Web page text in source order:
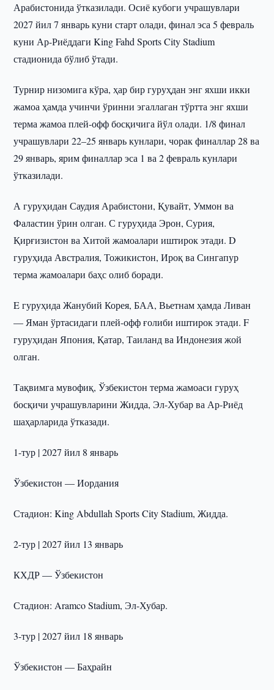
Арабистонида ўтказилади. Осиё кубоги учрашувлари
2027 йил 7 январь куни старт олади, финал эса 5 февраль
куни Ар-Риёддаги King Fahd Sports City Stadium
стадионида бўлиб ўтади.
Турнир низомига кўра, ҳар бир гуруҳдан энг яхши икки
жамоа ҳамда учинчи ўринни эгаллаган тўртта энг яхши
терма жамоа плей-офф босқичига йўл олади. 1/8 финал
учрашувлари 22–25 январь кунлари, чорак финаллар 28 ва
29 январь, ярим финаллар эса 1 ва 2 февраль кунлари
ўтказилади.
А гуруҳидан Саудия Арабистони, Қувайт, Уммон ва
Фаластин ўрин олган. С гуруҳида Эрон, Сурия,
Қирғизистон ва Хитой жамоалари иштирок этади. D
гуруҳида Австралия, Тожикистон, Ироқ ва Сингапур
терма жамоалари баҳс олиб боради.
E гуруҳида Жанубий Корея, БАА, Вьетнам ҳамда Ливан
— Яман ўртасидаги плей-офф ғолиби иштирок этади. F
гуруҳидан Япония, Қатар, Таиланд ва Индонезия жой
олган.
Тақвимга мувофиқ, Ўзбекистон терма жамоаси гуруҳ
босқичи учрашувларини Жидда, Эл-Хубар ва Ар-Риёд
шаҳарларида ўтказади.
1-тур | 2027 йил 8 январь
Ўзбекистон — Иордания
Стадион: King Abdullah Sports City Stadium, Жидда.
2-тур | 2027 йил 13 январь
КХДР — Ўзбекистон
Стадион: Aramco Stadium, Эл-Хубар.
3-тур | 2027 йил 18 январь
Ўзбекистон — Баҳрайн